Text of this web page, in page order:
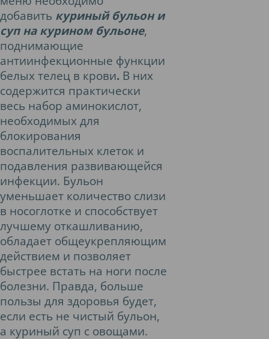
добавить куриный бульон и
суп на курином бульоне,
поднимающие
антиинфекционные функции
белых телец в крови. В них
содержится практически
весь набор аминокислот,
необходимых для
блокирования
воспалительных клеток и
подавления развивающейся
инфекции. Бульон
уменьшает количество слизи
в носоглотке и способствует
лучшему откашливанию,
обладает общеукрепляющим
действием и позволяет
быстрее встать на ноги после
болезни. Правда, больше
пользы для здоровья будет,
если есть не чистый бульон,
а куриный суп с овощами.